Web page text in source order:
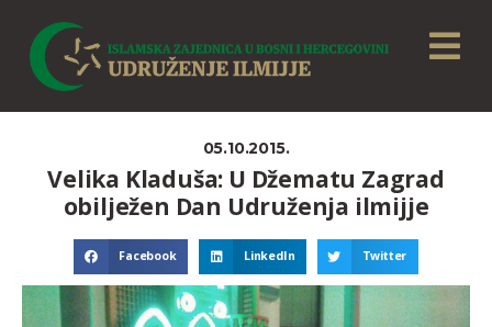
05.10.2015.
Velika Kladuša: U Džematu Zagrad
obilježen Dan Udruženja ilmijje
Facebook LinkedIn Twitter